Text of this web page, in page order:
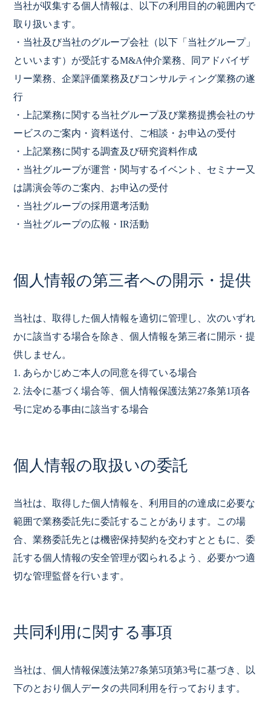
当社が収集する個人情報は、以下の利用目的の範囲内で
取り扱います。
・当社及び当社のグループ会社（以下「当社グループ」
といいます）が受託するM&A仲介業務、同アドバイザ
リー業務、企業評価業務及びコンサルティング業務の遂
行
・上記業務に関する当社グループ及び業務提携会社のサ
ービスのご案内・資料送付、ご相談・お申込の受付
・上記業務に関する調査及び研究資料作成
・当社グループが運営・関与するイベント、セミナー又
は講演会等のご案内、お申込の受付
・当社グループの採用選考活動
・当社グループの広報・IR活動
個人情報の第三者への開示・提供
当社は、取得した個人情報を適切に管理し、次のいずれ
かに該当する場合を除き、個人情報を第三者に開示・提
供しません。
1. あらかじめご本人の同意を得ている場合
2. 法令に基づく場合等、個人情報保護法第27条第1項各
号に定める事由に該当する場合
個人情報の取扱いの委託
当社は、取得した個人情報を、利用目的の達成に必要な
範囲で業務委託先に委託することがあります。この場
合、業務委託先とは機密保持契約を交わすとともに、委
託する個人情報の安全管理が図られるよう、必要かつ適
切な管理監督を行います。
共同利用に関する事項
当社は、個人情報保護法第27条第5項第3号に基づき、以
下のとおり個人データの共同利用を行っております。